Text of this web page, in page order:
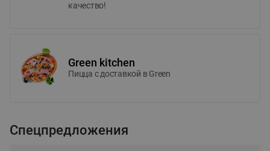
качество!
Green kitchen
Пицца c доставкой в Green
Спецпредложения